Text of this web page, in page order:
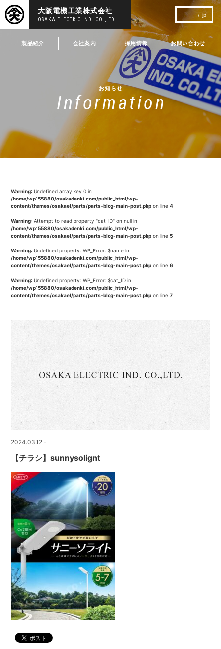
大阪電機工業株式会社
OSAKA ELECTRIC IND. CO.,LTD.
製品紹介 会社案内 採用情報 お問い合わせ
jp
お知らせ
Information
Warning: Undefined array key 0 in
/home/wp155880/osakadenki.com/public_html/wp-
content/themes/osakael/parts/parts-blog-main-post.php on line4
Warning: Attempt to read property "cat_ID" on null in
/home/wp155880/osakadenki.com/public_html/wp-
content/themes/osakael/parts/parts-blog-main-post.php on line5
Warning: Undefined property: WP_Error::$name in
/home/wp155880/osakadenki.com/public_html/wp-
content/themes/osakael/parts/parts-blog-main-post.php on line6
Warning: Undefined property: WP_Error::$cat_ID in
/home/wp155880/osakadenki.com/public_html/wp-
content/themes/osakael/parts/parts-blog-main-post.php on line7
2024.03.12 -
【チラシ】sunnysolignt